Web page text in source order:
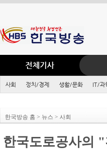
전체기사
사회 정치/경제 생활/문화 IT/과
한국방송 홈 > 뉴스 > 사회
한국도로공사의